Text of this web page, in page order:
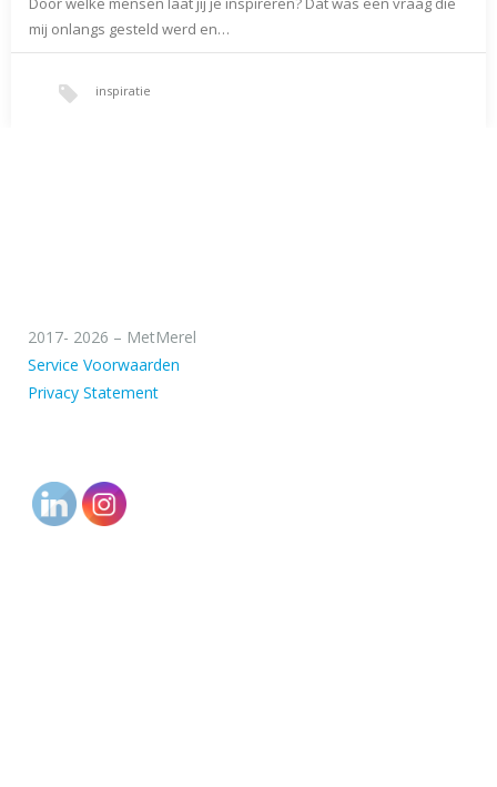
mij onlangs gesteld werd en…
inspiratie
2017- 2026 – MetMerel
Service Voorwaarden
Privacy Statement